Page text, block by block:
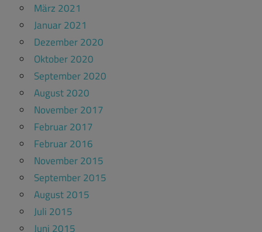
März 2021
Januar 2021
Dezember 2020
Oktober 2020
September 2020
August 2020
November 2017
Februar 2017
Februar 2016
November 2015
September 2015
August 2015
Juli 2015
Juni 2015